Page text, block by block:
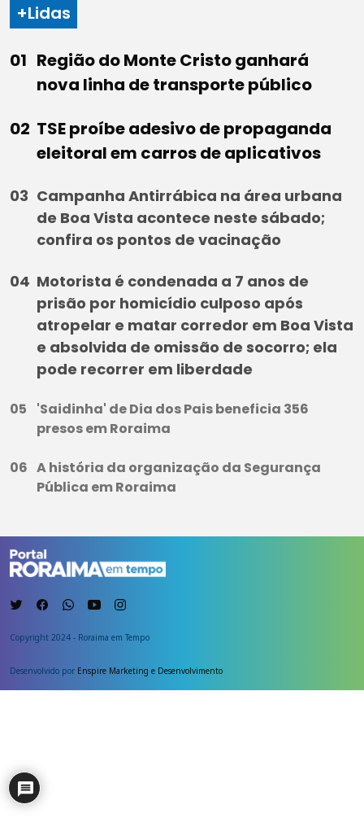
+Lidas
Região do Monte Cristo ganhará
nova linha de transporte público
TSE proíbe adesivo de propaganda
eleitoral em carros de aplicativos
Campanha Antirrábica na área urbana
de Boa Vista acontece neste sábado;
confira os pontos de vacinação
Motorista é condenada a 7 anos de
prisão por homicídio culposo após
atropelar e matar corredor em Boa Vista
e absolvida de omissão de socorro; ela
pode recorrer em liberdade
'Saidinha' de Dia dos Pais beneficia 356
presos em Roraima
A história da organização da Segurança
Pública em Roraima
Copyright 2024 - Roraima em Tempo
Desenvolvido por Enspire Marketing e Desenvolvimento